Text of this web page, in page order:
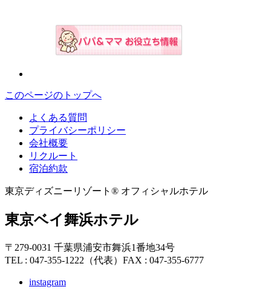
このページのトップへ
よくある質問
プライバシーポリシー
会社概要
リクルート
宿泊約款
東京ディズニーリゾート® オフィシャルホテル
東京ベイ舞浜ホテル
〒279-0031 千葉県浦安市舞浜1番地34号
TEL : 047-355-1222（代表） FAX : 047-355-6777
instagram